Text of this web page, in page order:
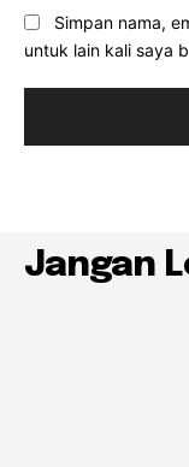
Simpan nama,
untuk lain kali saya
Jangan